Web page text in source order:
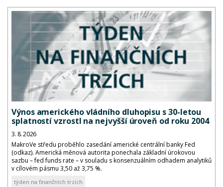
Výnos amerického vládního dluhopisu s 30-letou
splatností vzrostl na nejvyšší úroveň od roku 2004
3. 8. 2026
MakroVe středu proběhlo zasedání americké centrální banky Fed
(odkaz). Americká měnová autorita ponechala základní úrokovou
sazbu – fed funds rate – v souladu s konsenzuálním odhadem analytiků
v cílovém pásmu 3,50 až 3,75 %.
týden na finančních trzích